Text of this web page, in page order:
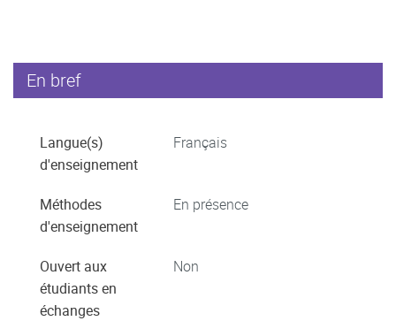
En bref
Langue(s)
d'enseignement
Français
Méthodes
d'enseignement
En présence
Ouvert aux
étudiants en
échanges
Non